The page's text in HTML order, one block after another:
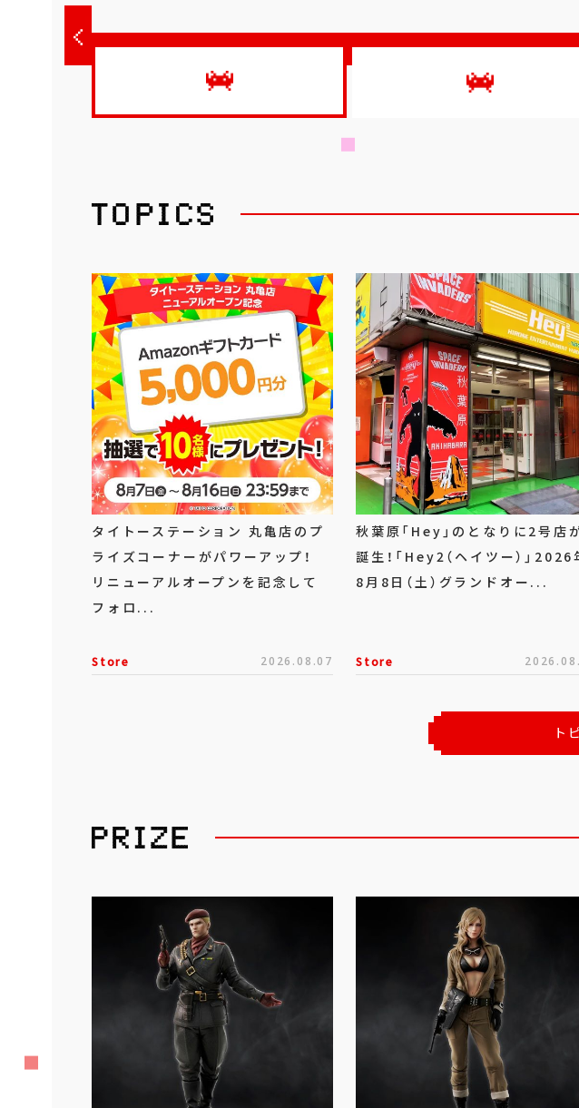
タイトーステーション 丸亀店のプ
ライズコーナーがパワーアップ！
リニューアルオープンを記念して
フォロ...
Store 2026.08.07
秋葉原「Hey」のとなりに2号店
誕生！「Hey2（ヘイツー）」2026
8月8日（土）グランドオー...
Store
ト